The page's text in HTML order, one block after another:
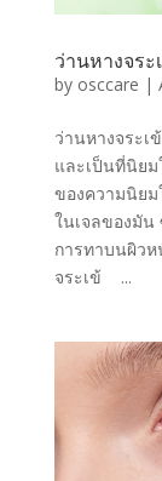
ว่านหางจร
by osccare |
ว่านหางจระเ
และเป็นที่นิย
ของความนิยม
ในเจลของมัน
การทาบนผิว
จระเข้ ...